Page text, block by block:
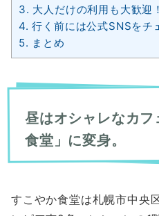
3. 大人だけの利用も大歓迎
4. 行く前には公式SNSをチ
5. まとめ
昼はオシャレなカ
食堂」に変身。
すこやか食堂は札幌市中央